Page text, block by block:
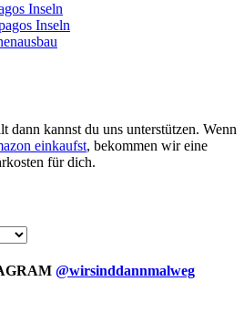
Inseln
Inseln
dann kannst du uns unterstützen. Wenn
einkaufst, bekommen wir eine
für dich.
@wirsinddannmalweg